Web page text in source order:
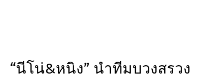
“นีโน่&หนิง” นำทีมบวงสรวง